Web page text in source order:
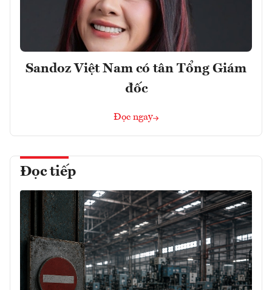
Sandoz Việt Nam có tân Tổng Giám
đốc
Đọc ngay
Đọc tiếp